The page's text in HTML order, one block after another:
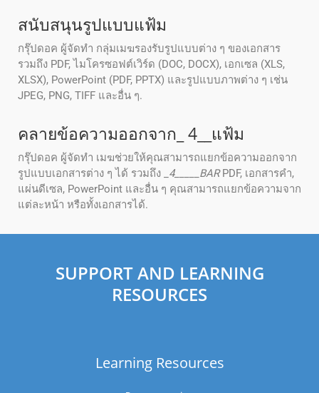
สนับสนุนรูปแบบแฟ้ม
กรุ๊ปดอค ผู้จัดทํา กลุ่มเมฆรองรับรูปแบบต่าง ๆ ของเอกสาร
รวมถึง PDF, ไมโครซอฟต์เวิร์ด (DOC, DOCX), เอกเซล (XLS,
XLSX), PowerPoint (PDF, PPTX) และรูปแบบภาพต่าง ๆ เช่น
JPEG, PNG, TIFF และอื่น ๆ.
คลายข้อความออกจาก_ 4__แฟ้ม
กรุ๊ปดอค ผู้จัดทํา เมฆช่วยให้คุณสามารถแยกข้อความออกจาก
รูปแบบเอกสารต่าง ๆ ได้ รวมถึง _ 4_____BARPDF, เอกสารคํา,
แผ่นดีเซล, PowerPoint และอื่น ๆ คุณสามารถแยกข้อความจาก
แต่ละหน้า หรือทั้งเอกสารได้.
SUPPORT AND LEARNING
RESOURCES
Learning Resources